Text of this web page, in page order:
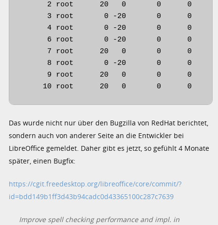
2 root      20   0       0      0
3 root       0 -20       0      0
4 root       0 -20       0      0
6 root       0 -20       0      0
7 root      20   0       0      0
8 root       0 -20       0      0
9 root      20   0       0      0
10 root      20   0       0      0
Das wurde nicht nur über den Bugzilla von RedHat berichtet,
sondern auch von anderer Seite an die Entwickler bei
LibreOffice gemeldet. Daher gibt es jetzt, so gefühlt 4 Monate
später, einen Bugfix:
https://cgit.freedesktop.org/libreoffice/core/commit/?
id=bdd149b1ff3d43b94cadc0d43365100c287c7639
Improve spell checking performance and impl. in